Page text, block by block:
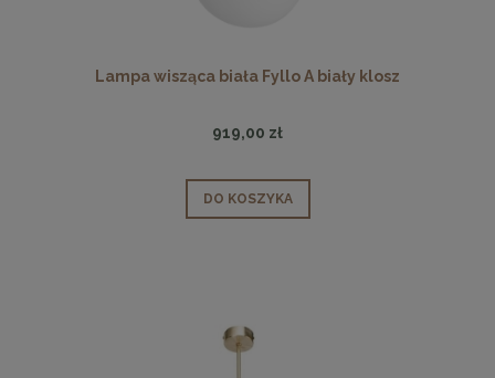
Lampa wisząca biała Fyllo A biały klosz
919,00 zł
DO KOSZYKA